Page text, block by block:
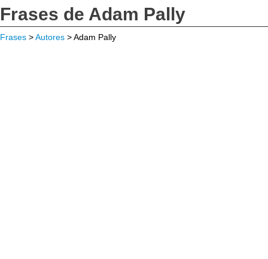
Frases de Adam Pally
Frases >Autores > Adam Pally